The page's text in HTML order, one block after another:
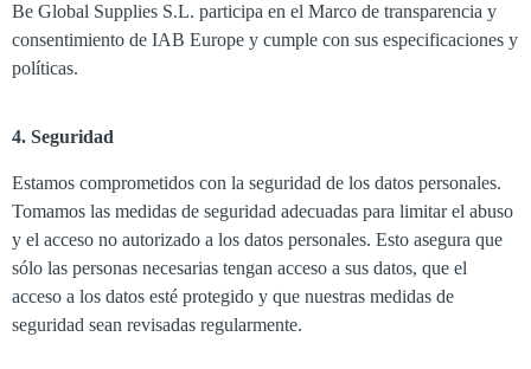
Be Global Supplies S.L. participa en el Marco de transparencia y
consentimiento de IAB Europe y cumple con sus especificaciones y
políticas.
4. Seguridad
Estamos comprometidos con la seguridad de los datos personales.
Tomamos las medidas de seguridad adecuadas para limitar el abuso
y el acceso no autorizado a los datos personales. Esto asegura que
sólo las personas necesarias tengan acceso a sus datos, que el
acceso a los datos esté protegido y que nuestras medidas de
seguridad sean revisadas regularmente.